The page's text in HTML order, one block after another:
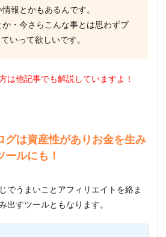
報とかもあるんです。
・今さらこんな事とは思わずブ
いって欲しいです。
は他記事でも解説していますよ！
グは資産性がありお金を生み
ルにも！
でうまいことアフィリエイトを絡ま
出すツールともなります。